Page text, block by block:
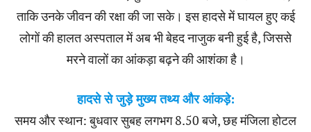
ताकि उनके जीवन की रक्षा की जा सके। इस हादसे में घायल हुए कई
लोगों की हालत अस्पताल में अब भी बेहद नाजुक बनी हुई है, जिससे
मरने वालों का आंकड़ा बढ़ने की आशंका है।
हादसे से जुड़े मुख्य तथ्य और आंकड़े:
समय और स्थान: बुधवार सुबह लगभग 8.50 बजे, छह मंजिला होटल